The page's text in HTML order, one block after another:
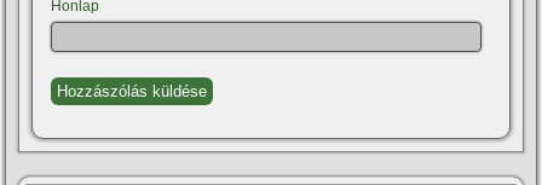
Honlap